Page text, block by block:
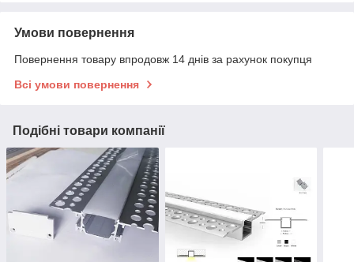
Умови повернення
Повернення товару впродовж 14 днів за рахунок покупця
Всі умови повернення
Подібні товари компанії